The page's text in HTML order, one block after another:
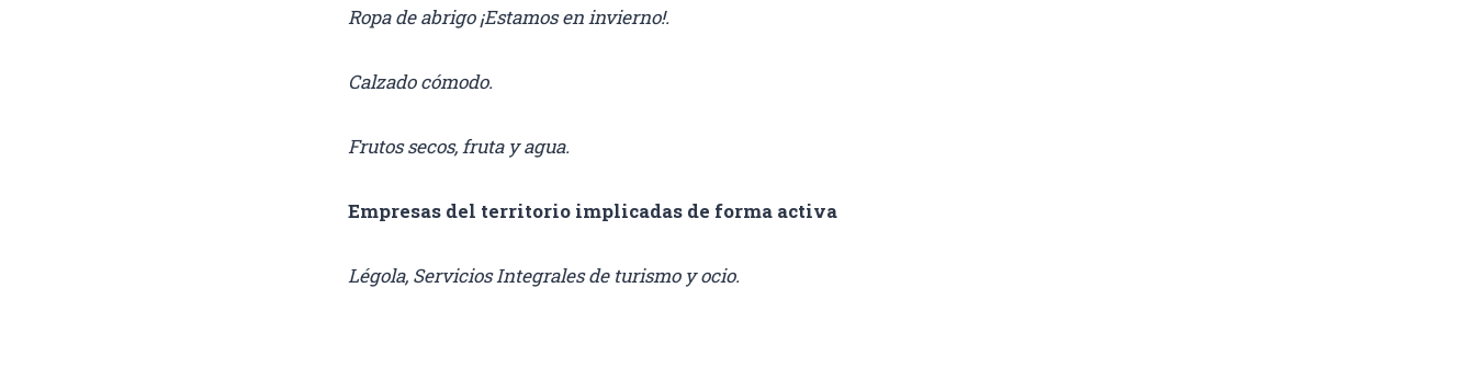
Ropa de abrigo ¡Estamos en invierno!.
Calzado cómodo.
Frutos secos, fruta y agua.
Empresas del territorio implicadas de forma activa
Légola, Servicios Integrales de turismo y ocio.